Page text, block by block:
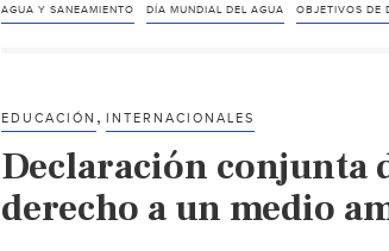
significa
ti?
(La
Jornada
Zacatecas)
AGUA Y SANEAMIENTO DÍA MUNDIAL DEL AGUA OBJETIVOS DE
EDUCACIÓN , INTERNACIONALES
Declaración conjunta
derecho a un medio